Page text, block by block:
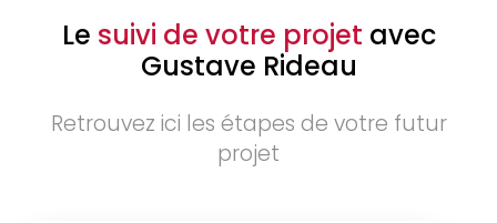
Le suivi de votre projet avec
Gustave Rideau
Retrouvez ici les étapes de votre futur
projet